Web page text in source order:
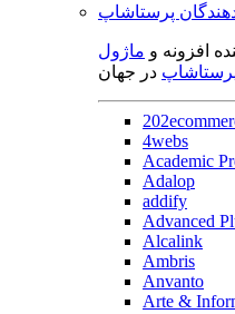
پرستاشاپ
افزونه و ماژول
در جهان
4webs
Academic
Adalop
addify
Advanced
Alcalink
Ambris
Anvanto
Arte &